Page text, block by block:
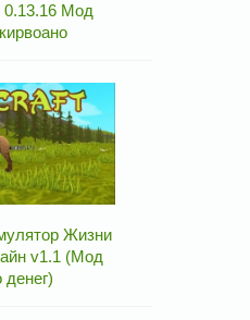
0.13.16 Мод
Жизни
v1.1 (Мод
денег)